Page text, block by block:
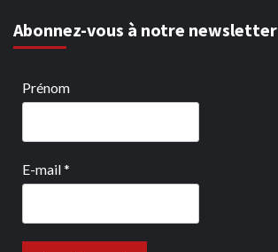
Abonnez-vous à notre newsletter
Prénom
E-mail*